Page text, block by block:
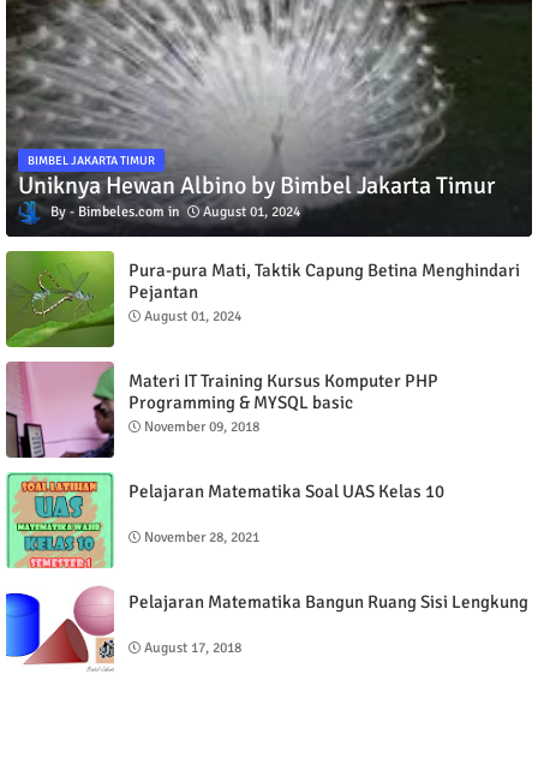
BIMBEL JAKARTA TIMUR
Uniknya Hewan Albino by Bimbel Jakarta Timur
Bimbeles.com August 01, 2024
Pura-pura Mati, Taktik Capung Betina Menghindari
Pejantan
August 01, 2024
Materi IT Training Kursus Komputer PHP
Programming & MYSQL basic
November 09, 2018
Pelajaran Matematika Soal UAS Kelas 10
November 28, 2021
Pelajaran Matematika Bangun Ruang Sisi Lengkung
August 17, 2018